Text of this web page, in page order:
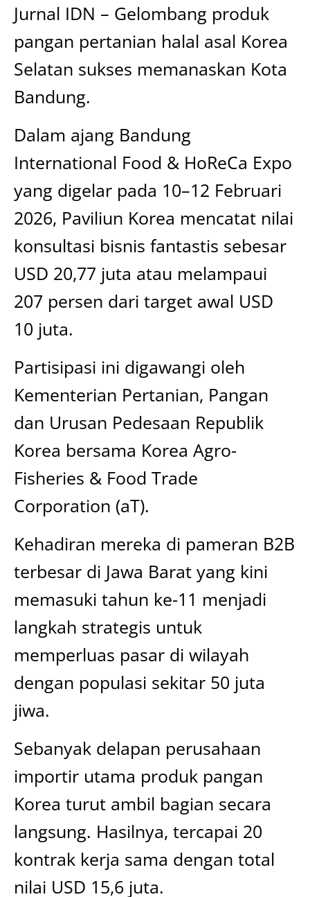
Jurnal IDN – Gelombang produk
pangan pertanian halal asal Korea
Selatan sukses memanaskan Kota
Bandung.
Dalam ajang Bandung
International Food & HoReCa Expo
yang digelar pada 10–12 Februari
2026, Paviliun Korea mencatat nilai
konsultasi bisnis fantastis sebesar
USD 20,77 juta atau melampaui
207 persen dari target awal USD
10 juta.
Partisipasi ini digawangi oleh
Kementerian Pertanian, Pangan
dan Urusan Pedesaan Republik
Korea bersama Korea Agro-
Fisheries & Food Trade
Corporation (aT).
Kehadiran mereka di pameran B2B
terbesar di Jawa Barat yang kini
memasuki tahun ke-11 menjadi
langkah strategis untuk
memperluas pasar di wilayah
dengan populasi sekitar 50 juta
jiwa.
Sebanyak delapan perusahaan
importir utama produk pangan
Korea turut ambil bagian secara
langsung. Hasilnya, tercapai 20
kontrak kerja sama dengan total
nilai USD 15,6 juta.